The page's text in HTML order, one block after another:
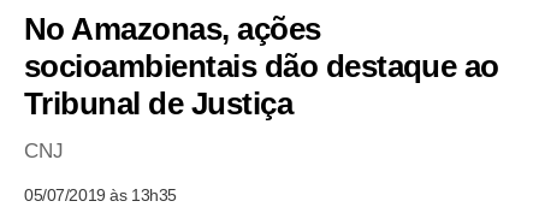
No Amazonas, ações
socioambientais dão destaque ao
Tribunal de Justiça
CNJ
05/07/2019 às 13h35